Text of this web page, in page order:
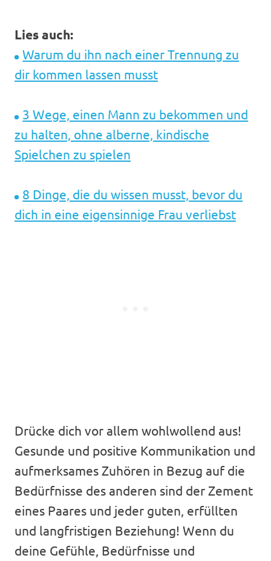
Lies auch:
Warum du ihn nach einer Trennung zu
dir kommen lassen musst
3 Wege, einen Mann zu bekommen und
zu halten, ohne alberne, kindische
Spielchen zu spielen
8 Dinge, die du wissen musst, bevor du
dich in eine eigensinnige Frau verliebst
Drücke dich vor allem wohlwollend aus!
Gesunde und positive Kommunikation und
aufmerksames Zuhören in Bezug auf die
Bedürfnisse des anderen sind der Zement
eines Paares und jeder guten, erfüllten
und langfristigen Beziehung! Wenn du
deine Gefühle, Bedürfnisse und